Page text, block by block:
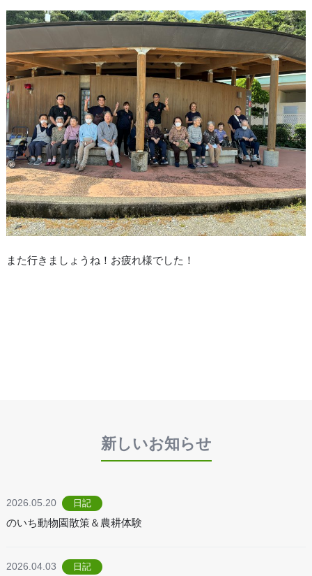
また行きましょうね！お疲れ様でした！
新しいお知らせ
2026.05.20 日記
のいち動物園散策＆農耕体験
2026.04.03 日記